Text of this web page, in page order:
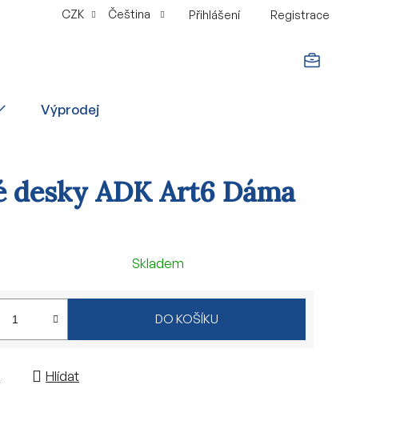
CZK Čeština Přihlášení Registrace
Výprodej
desky ADK Art6 Dáma
Skladem
DO KOŠÍKU
Hlídat